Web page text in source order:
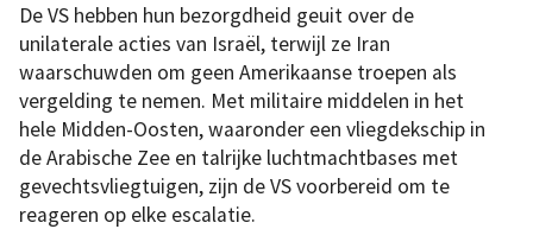
De VS hebben hun bezorgdheid geuit over de
unilaterale acties van Israël, terwijl ze Iran
waarschuwden om geen Amerikaanse troepen als
vergelding te nemen. Met militaire middelen in het
hele Midden-Oosten, waaronder een vliegdekschip in
de Arabische Zee en talrijke luchtmachtbases met
gevechtsvliegtuigen, zijn de VS voorbereid om te
reageren op elke escalatie.